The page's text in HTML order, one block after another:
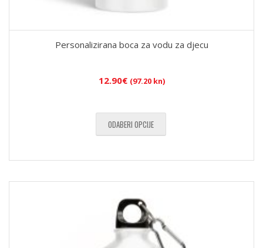
Personalizirana boca za vodu za djecu
12.90€ (97.20 kn)
ODABERI OPCIJE